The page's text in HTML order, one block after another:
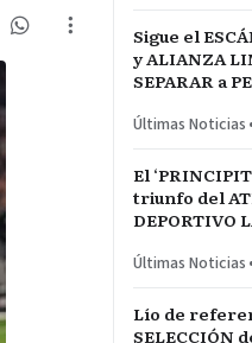
Sigue el
y ALIANZA
SEPARAR a
MONTEVIDEO
Últimas Noticias •
El
triunfo del
DEPORTIVO
Últimas Noticias •
Lío de
SELECCIÓN